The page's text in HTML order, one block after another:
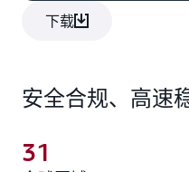
下载
安全合规、高速
31